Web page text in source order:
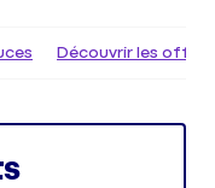
Découvrir les